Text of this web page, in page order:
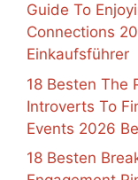
Guide To
Connections
Einkaufsführer
18 Besten The
Introverts To
Events 2026
18 Besten